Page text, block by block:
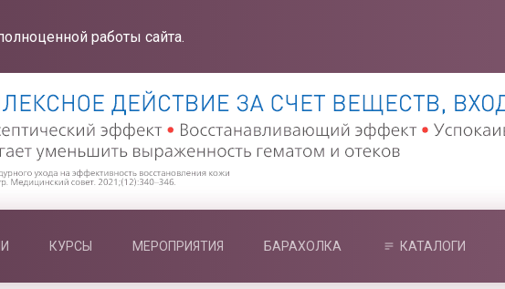
работы сайта.
КУРСЫ МЕРОПРИЯТИЯ БАРАХОЛКА КАТАЛОГИ